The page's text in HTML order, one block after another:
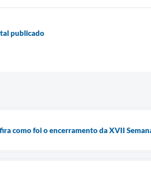
publicado
como foi o encerramento da XVII